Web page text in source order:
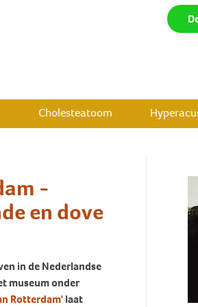
Cholesteatoom
-
en dove
in de Nederlandse
museum onder
Rotterdam' laat